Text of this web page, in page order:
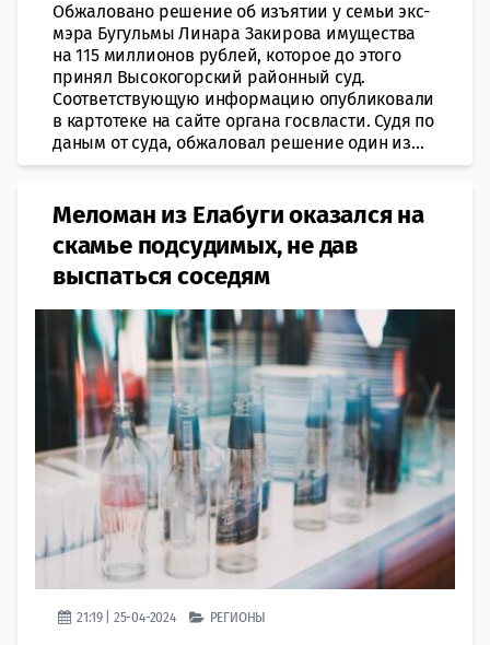
Обжаловано решение об изъятии у семьи экс-
мэра Бугульмы Линара Закирова имущества
на 115 миллионов рублей, которое до этого
принял Высокогорский районный суд.
Соответствующую информацию опубликовали
в картотеке на сайте органа госвласти. Судя по
даным от суда, обжаловал решение один из...
Меломан из Елабуги оказался на
скамье подсудимых, не дав
выспаться соседям
21:19 | 25-04-2024 РЕГИОНЫ